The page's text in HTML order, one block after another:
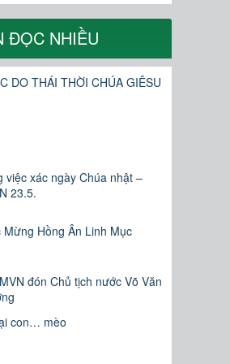
ĐỌC NHIỀU
DO THÁI THỜI CHÚA GIÊSU
việc xác ngày Chúa nhật –
23.5.
Mừng Hồng Ân Linh Mục
đón Chủ tịch nước Võ Văn
con… mèo